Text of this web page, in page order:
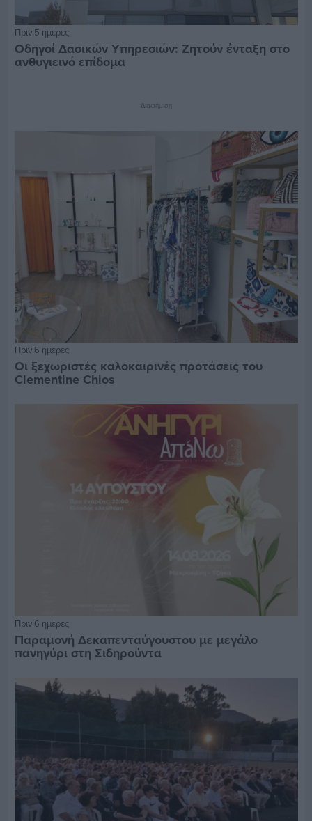
Πριν 5 ημέρες
Οδηγοί Δασικών Υπηρεσιών: Ζητούν ένταξη στο
ανθυγιεινό επίδομα
Διαφήμιση
Πριν 6 ημέρες
Οι ξεχωριστές καλοκαιρινές προτάσεις του
Clementine Chios
Πριν 6 ημέρες
Παραμονή Δεκαπενταύγουστου με μεγάλο
πανηγύρι στη Σιδηρούντα